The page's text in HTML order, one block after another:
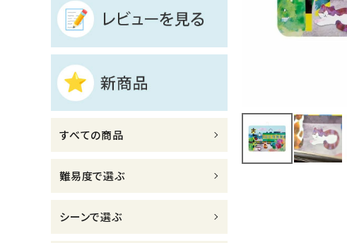
レビューを見る
コーポレートサイト
実店舗案内
介護施設関係の方へ
すべての商品
難易度で選ぶ
シーンで選ぶ